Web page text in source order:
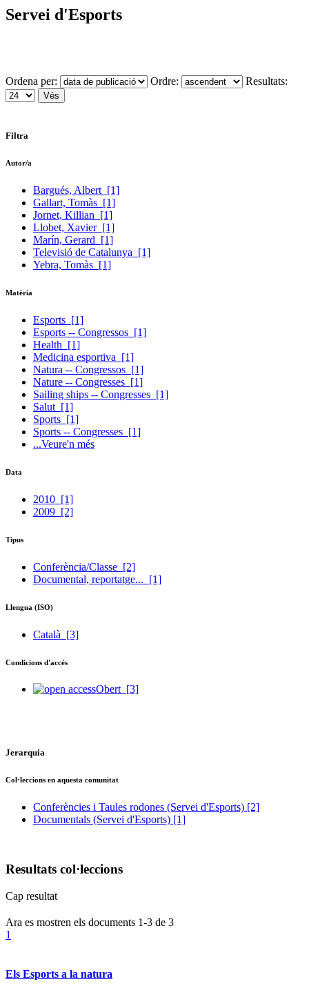
Servei d'Esports
Ordena per: Ordre: Resultats:
Filtra
Autor/a
Bargués, Albert [1]
Gallart, Tomàs [1]
Jornet, Killian [1]
Llobet, Xavier [1]
Marín, Gerard [1]
Televisió de Catalunya [1]
Yebra, Tomàs [1]
Matèria
Esports [1]
Esports -- Congressos [1]
Health [1]
Medicina esportiva [1]
Natura -- Congressos [1]
Nature -- Congresses [1]
Sailing ships -- Congresses [1]
Salut [1]
Sports [1]
Sports -- Congresses [1]
...Veure'n més
Data
2010 [1]
2009 [2]
Tipus
Conferència/Classe [2]
Documental, reportatge... [1]
Llengua (ISO)
Català [3]
Condicions d'accés
Obert [3]
Jerarquia
Col·leccions en aquesta comunitat
Conferències i Taules rodones (Servei d'Esports) [2]
Documentals (Servei d'Esports) [1]
Resultats col·leccions
Cap resultat
Ara es mostren els documents 1-3 de 3
1
Els Esports a la natura